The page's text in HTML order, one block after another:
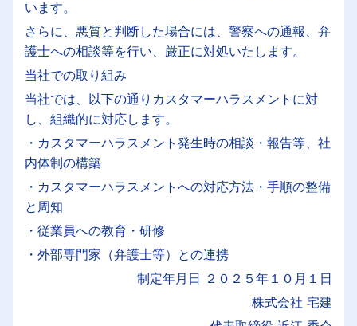
います。
さらに、悪質と判断した場合には、警察への通報、弁
護士への相談等を行い、厳正に対処いたします。
当社での取り組み
当社では、以下の通りカスタマーハラスメントに対
し、組織的に対応します。
・カスタマーハラスメント発生時の相談・報告等、社
内体制の構築
・カスタマーハラスメントへの対応方法・手順の整備
と周知
・従業員への教育・研修
・外部専門家（弁護士等）との連携
制定年月日 ２０２５年１０月１日
株式会社 宅建